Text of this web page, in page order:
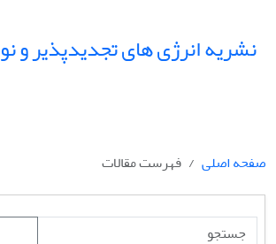
نشریه انرژی های تجدیدپذیر و نو
صفحه اصلی
فهرست مقالات